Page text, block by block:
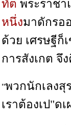
ทัต พระราช
หนึ่งมาดักรอ
ด้วย เศรษฐีก็
การสังเกต จึ
"พวกนักเลงสุ
เราต้องเป"ด